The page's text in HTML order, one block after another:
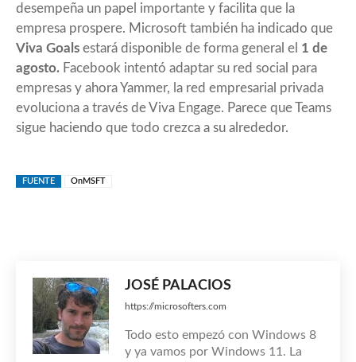
desempeña un papel importante y facilita que la
empresa prospere. Microsoft también ha indicado que
Viva Goals estará disponible de forma general el 1 de
agosto. Facebook intentó adaptar su red social para
empresas y ahora Yammer, la red empresarial privada
evoluciona a través de Viva Engage. Parece que Teams
sigue haciendo que todo crezca a su alrededor.
FUENTE OnMSFT
JOSÉ PALACIOS
https://microsofters.com
Todo esto empezó con Windows 8
y ya vamos por Windows 11. La